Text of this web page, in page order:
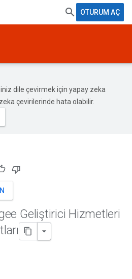
OTURUM AÇ
dile çevirmek için yapay zeka
çevirilerinde hata olabilir.
Geliştirici Hizmetleri